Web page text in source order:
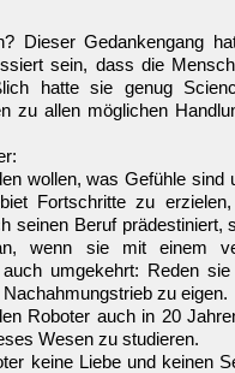
Dieser Gedankengang
sein, dass die
hatte sie genug
zu allen möglichen
wollen, was Gefühle
Fortschritte zu
seinen Beruf
wenn sie mit einem
auch umgekehrt: Reden
zu eigen.
Roboter auch in 20
Wesen zu studieren.
keine Liebe und keinen